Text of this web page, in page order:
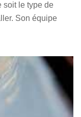
soit le type de
Son équipe